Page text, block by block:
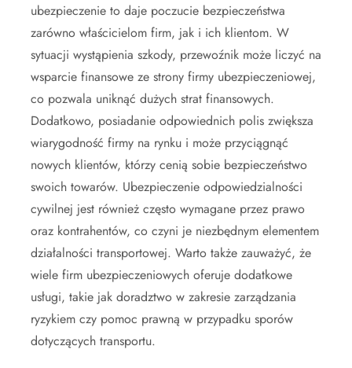
ubezpieczenie to daje poczucie bezpieczeństwa
zarówno właścicielom firm, jak i ich klientom. W
sytuacji wystąpienia szkody, przewoźnik może liczyć na
wsparcie finansowe ze strony firmy ubezpieczeniowej,
co pozwala uniknąć dużych strat finansowych.
Dodatkowo, posiadanie odpowiednich polis zwiększa
wiarygodność firmy na rynku i może przyciągnąć
nowych klientów, którzy cenią sobie bezpieczeństwo
swoich towarów. Ubezpieczenie odpowiedzialności
cywilnej jest również często wymagane przez prawo
oraz kontrahentów, co czyni je niezbędnym elementem
działalności transportowej. Warto także zauważyć, że
wiele firm ubezpieczeniowych oferuje dodatkowe
usługi, takie jak doradztwo w zakresie zarządzania
ryzykiem czy pomoc prawną w przypadku sporów
dotyczących transportu.